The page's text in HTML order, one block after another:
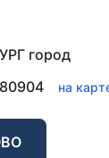
город
на